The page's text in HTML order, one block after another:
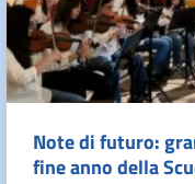
Note di futuro:
fine anno della